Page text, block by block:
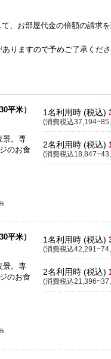
、お部屋代金の倍額の請求
りますので予めご了承くださ
平米）
景。専
のお食
1名利用時 (税込)
(消費税込
2名利用時 (税込)
(消費税込
平米）
景。専
のお食
1名利用時 (税込)
(消費税込
2名利用時 (税込)
(消費税込